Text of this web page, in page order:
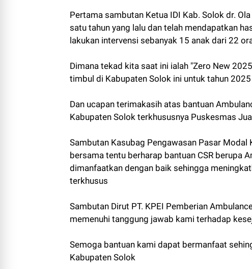
Pertama sambutan Ketua IDI Kab. Solok dr.
satu tahun yang lalu dan telah mendapatkan
lakukan intervensi sebanyak 15 anak dari 22
Dimana tekad kita saat ini ialah "Zero New
timbul di Kabupaten Solok ini untuk tahun
Dan ucapan terimakasih atas bantuan
Kabupaten Solok terkhususnya Puskesmas
Sambutan Kasubag Pengawasan Pasar Modal
bersama tentu berharap bantuan CSR berupa
dimanfaatkan dengan baik sehingga
terkhusus
Sambutan Dirut PT. KPEI Pemberian
memenuhi tanggung jawab kami terhadap
Semoga bantuan kami dapat bermanfaat
Kabupaten Solok